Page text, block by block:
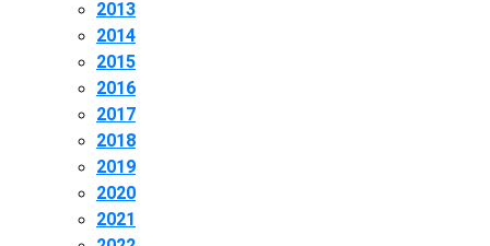
2013
2014
2015
2016
2017
2018
2019
2020
2021